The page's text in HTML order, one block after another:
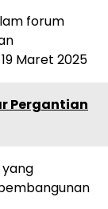
forum
Maret 2025
Pergantian